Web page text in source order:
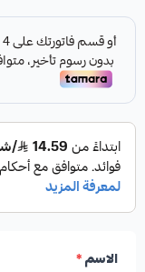
الاسم*